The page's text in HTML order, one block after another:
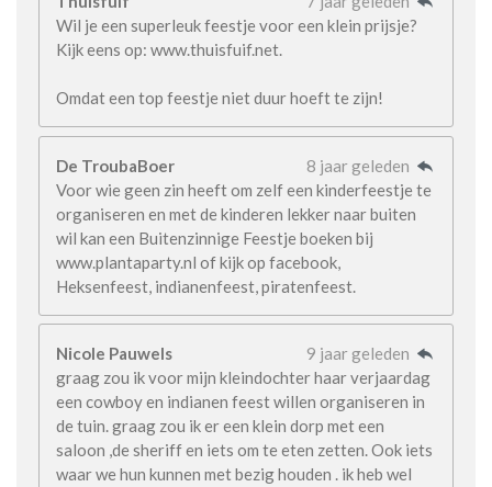
Wil je een superleuk feestje voor een klein prijsje?
Kijk eens op: www.thuisfuif.net.
Omdat een top feestje niet duur hoeft te zijn!
De TroubaBoer
8 jaar geleden
Voor wie geen zin heeft om zelf een kinderfeestje te
organiseren en met de kinderen lekker naar buiten
wil kan een Buitenzinnige Feestje boeken bij
www.plantaparty.nl of kijk op facebook,
Heksenfeest, indianenfeest, piratenfeest.
Nicole Pauwels
9 jaar geleden
graag zou ik voor mijn kleindochter haar verjaardag
een cowboy en indianen feest willen organiseren in
de tuin. graag zou ik er een klein dorp met een
saloon ,de sheriff en iets om te eten zetten. Ook iets
waar we hun kunnen met bezig houden . ik heb wel